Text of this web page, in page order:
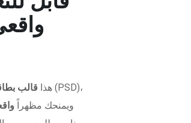
هذا قالب
ويمنحك مظهراً